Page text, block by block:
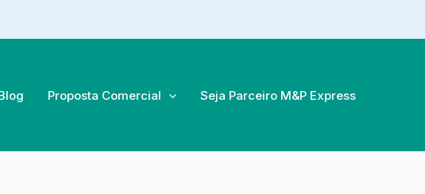
Proposta Comercial Seja Parceiro M&P Express